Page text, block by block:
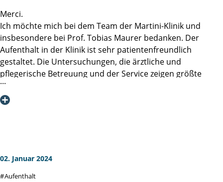
Merci.
Ich möchte mich bei dem Team der Martini-Klinik und
insbesondere bei Prof. Tobias Maurer bedanken. Der
Aufenthalt in der Klinik ist sehr patientenfreundlich
gestaltet. Die Untersuchungen, die ärztliche und
pflegerische Betreuung und der Service zeigen größte
Kompetenz und zugleich Zugewandtheit.
Meine radikale Prostatektomie erfolgte am 5.10.2023
Entfernung der Prostata völlig nervenerhaltend
02. Januar 2024
Aufenthalt